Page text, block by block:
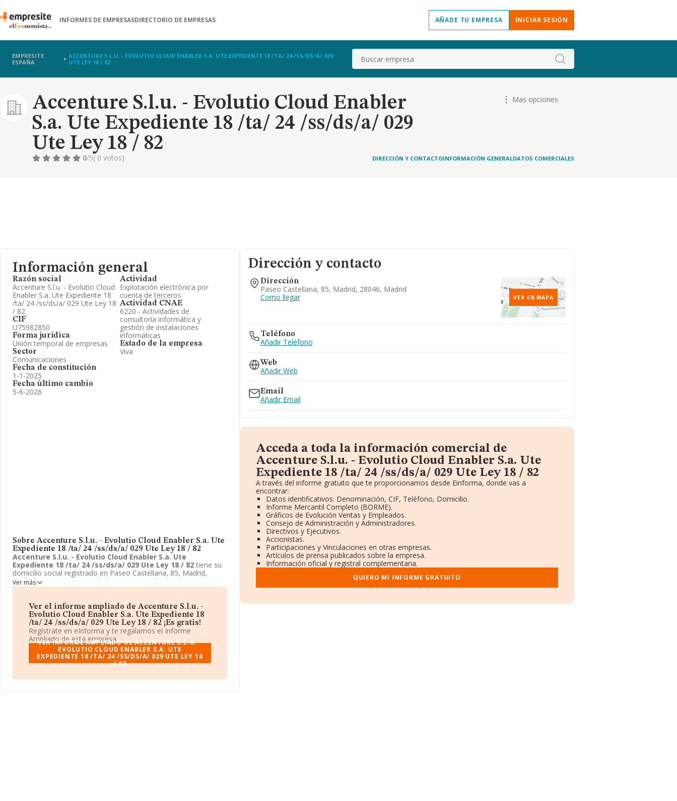
INFORMES DE EMPRESASDIRECTORIO DE EMPRESAS AÑADE TU EMPRESA INICIAR SESIÓN
EMPRESITE
ESPAÑA
ACCENTURE S.L.U. - EVOLUTIO CLOUD ENABLER S.A. UTE EXPEDIENTE 18 /TA/ 24 /SS/DS/A/ 029
UTE LEY 18 / 82
Buscar
Accenture S.l.u. - Evolutio Cloud Enabler
S.a. Ute Expediente 18 /ta/ 24 /ss/ds/a/ 029
Ute Ley 18 / 82
Mas opciones
0/5( 0 votos) DIRECCIÓN Y CONTACTOINFORMACIÓN GENERALDATOS COMERCIALES
Información general
Razón social
Accenture S.l.u. - Evolutio Cloud
Enabler S.a. Ute Expediente 18
/ta/ 24 /ss/ds/a/ 029 Ute Ley 18
/ 82
CIF
U75982850
Forma jurídica
Unión temporal de empresas
Sector
Comunicaciones
Fecha de constitución
1-1-2025
Fecha último cambio
5-6-2026
Actividad
Explotación electrónica por
cuenta de terceros
Actividad CNAE
6220 - Actividades de
consultoría informática y
gestión de instalaciones
informáticas
Estado de la empresa
Viva
Sobre Accenture S.l.u. - Evolutio Cloud Enabler S.a. Ute
Expediente 18 /ta/ 24 /ss/ds/a/ 029 Ute Ley 18 / 82
Accenture S.l.u. - Evolutio Cloud Enabler S.a. Ute
Expediente 18 /ta/ 24 /ss/ds/a/ 029 Ute Ley 18 / 82 tiene su
domicilio social registrado en Paseo Castellana, 85, Madrid,
Madrid. Enmarca su actividad CNAE principal como 6220 -
Actividades de consultoría informática y gestión de instalaciones
Ute Expediente 18 /ta/ 24 /ss/ds/a/ 029 Ute Ley 18 / 82
aparece inscrita como Unión temporal de empresas.
Ver más
Ver el informe ampliado de Accenture S.l.u. -
Evolutio Cloud Enabler S.a. Ute Expediente 18
/ta/ 24 /ss/ds/a/ 029 Ute Ley 18 / 82 ¡Es gratis!
Regístrate en eInforma y te regalamos el Informe
Ampliado de esta empresa.
VER INFORME AMPLIADO DE ACCENTURE S.L.U. -
EVOLUTIO CLOUD ENABLER S.A. UTE
EXPEDIENTE 18 /TA/ 24 /SS/DS/A/ 029 UTE LEY 18
/ 82
Dirección y contacto
Dirección
Paseo Castellana, 85, Madrid, 28046, Madrid
Como llegar
VER EN MAPA
Teléfono
Añadir Teléfono
Web
Añadir Web
Email
Añadir Email
Acceda a toda la información comercial de
Accenture S.l.u. - Evolutio Cloud Enabler S.a. Ute
Expediente 18 /ta/ 24 /ss/ds/a/ 029 Ute Ley 18 / 82
A través del informe gratuito que te proporcionamos desde Einforma, donde vas a
encontrar:
Datos identificativos: Denominación, CIF, Teléfono, Domicilio.
Informe Mercantil Completo (BORME).
Gráficos de Evolución Ventas y Empleados.
Consejo de Administración y Administradores.
Directivos y Ejecutivos.
Accionistas.
Participaciones y Vinculaciones en otras empresas.
Artículos de prensa publicados sobre la empresa.
Información oficial y registral complementaria.
QUIERO MI INFORME GRATUITO